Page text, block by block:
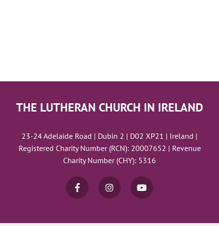
THE LUTHERAN CHURCH IN IRELAND
23-24 Adelaide Road | Dubin 2 | D02 XP21 | Ireland |
Registered Charity Number (RCN): 20007652 | Revenue
Charity Number (CHY): 5316